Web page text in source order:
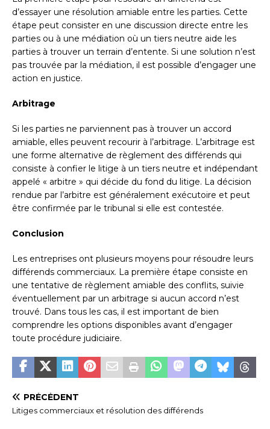
d’essayer une résolution amiable entre les parties. Cette
étape peut consister en une discussion directe entre les
parties ou à une médiation où un tiers neutre aide les
parties à trouver un terrain d’entente. Si une solution n’est
pas trouvée par la médiation, il est possible d’engager une
action en justice.
Arbitrage
Si les parties ne parviennent pas à trouver un accord
amiable, elles peuvent recourir à l’arbitrage. L’arbitrage est
une forme alternative de règlement des différends qui
consiste à confier le litige à un tiers neutre et indépendant
appelé « arbitre » qui décide du fond du litige. La décision
rendue par l’arbitre est généralement exécutoire et peut
être confirmée par le tribunal si elle est contestée.
Conclusion
Les entreprises ont plusieurs moyens pour résoudre leurs
différends commerciaux. La première étape consiste en
une tentative de règlement amiable des conflits, suivie
éventuellement par un arbitrage si aucun accord n’est
trouvé. Dans tous les cas, il est important de bien
comprendre les options disponibles avant d’engager
toute procédure judiciaire.
PRÉCÉDENT
Litiges commerciaux et résolution des différends